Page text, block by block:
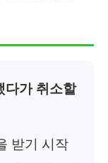
다가 취소할
받기 시작